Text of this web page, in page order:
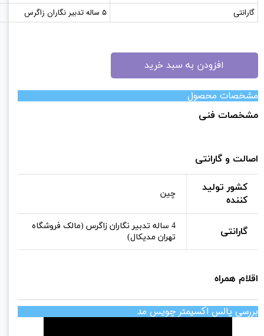
گارانتی
۵ ساله تدبیر نگاران زاگرس
افزودن به سبد خرید
مشخصات محصول
مشخصات فنی
اصالت و گارانتی
کشور تولید
کننده
چین
گارانتی
4 ساله تدبیر نگاران زاگرس (مالک فروشگاه
تهران مدیکال)
اقلام همراه
بررسی پالس اکسیمتر چویس مد